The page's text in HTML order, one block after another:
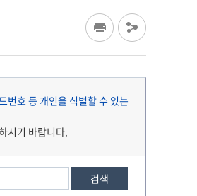
번호 등 개인을 식별할 수 있는
시기 바랍니다.
검색